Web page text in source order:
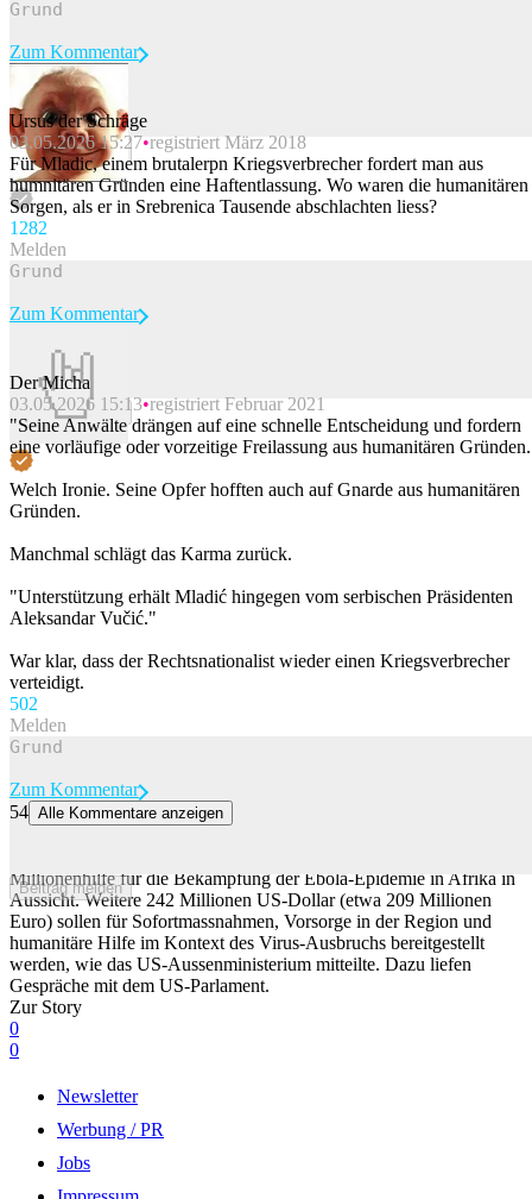
Beitrag melden
Zum Kommentar
Ursus der Schräge
03.05.2026 15:27 registriert März 2018
Für Mladic, einem brutalerpn Kriegsverbrecher fordert man aus
humnitären Gründen eine Haftentlassung. Wo waren die humanitären
Sorgen, als er in Srebrenica Tausende abschlachten liess?
1282
Melden
Beitrag melden
Zum Kommentar
Der Micha
03.05.2026 15:13 registriert Februar 2021
"Seine Anwälte drängen auf eine schnelle Entscheidung und fordern
eine vorläufige oder vorzeitige Freilassung aus humanitären
Welch Ironie. Seine Opfer hofften auch auf Gnarde aus humanitären
Gründen.
Manchmal schlägt das Karma zurück.
"Unterstützung erhält Mladić hingegen vom serbischen Präsidenten
Aleksandar Vučić."
War klar, dass der Rechtsnationalist wieder einen Kriegsverbrecher
verteidigt.
502
Melden
Beitrag melden
Zum Kommentar
54 Alle Kommentare anzeigen
Millionenhilfe für die Bekämpfung der Ebola-Epidemie in Afrika in
Aussicht. Weitere 242 Millionen US-Dollar (etwa 209 Millionen
Euro) sollen für Sofortmassnahmen, Vorsorge in der Region und
humanitäre Hilfe im Kontext des Virus-Ausbruchs bereitgestellt
werden, wie das US-Aussenministerium mitteilte. Dazu liefen
Gespräche mit dem US-Parlament.
Zur Story
0
0
Newsletter
Werbung / PR
Jobs